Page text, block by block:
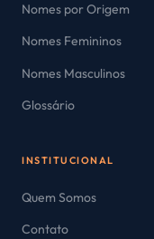
Nomes por Origem
Nomes Femininos
Nomes Masculinos
Glossário
INSTITUCIONAL
Quem Somos
Contato